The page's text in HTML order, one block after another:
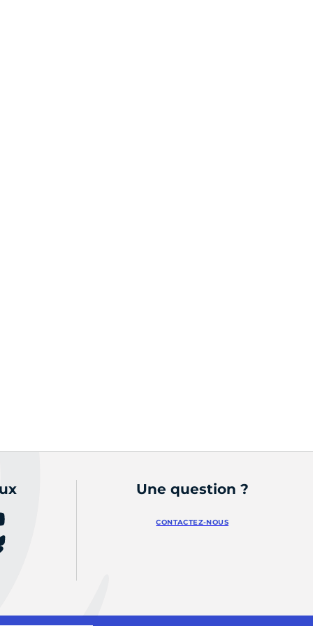
Une question ?
CONTACTEZ-NOUS